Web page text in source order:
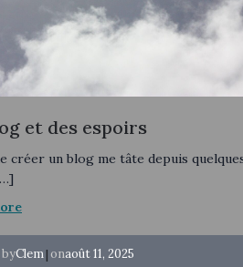
et des espoirs
créer un blog me tâte depuis
Clem| onaoût 11, 2025